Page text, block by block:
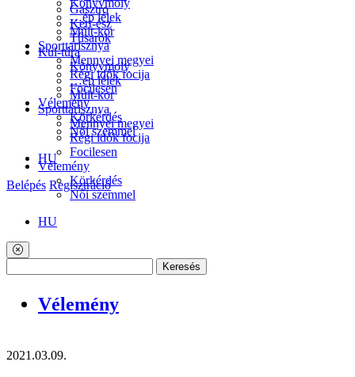
Gasztro
Kert-ész
Tűsarok
Kul-túra
Könyvmoly
…ép lélek
Múlt-kor
Sporttarisznya
Mennyei megyei
Régi idők focija
Focilesen
Vélemény
Körkérdés
Női szemmel
HU
Keresés
Vélemény
2021.03.09.
Könyvmoly
…ép lélek
Múlt-kor
Sporttarisznya
Mennyei megyei
Régi idők focija
Focilesen
Vélemény
Körkérdés
Női szemmel
HU
Belépés Regisztráció